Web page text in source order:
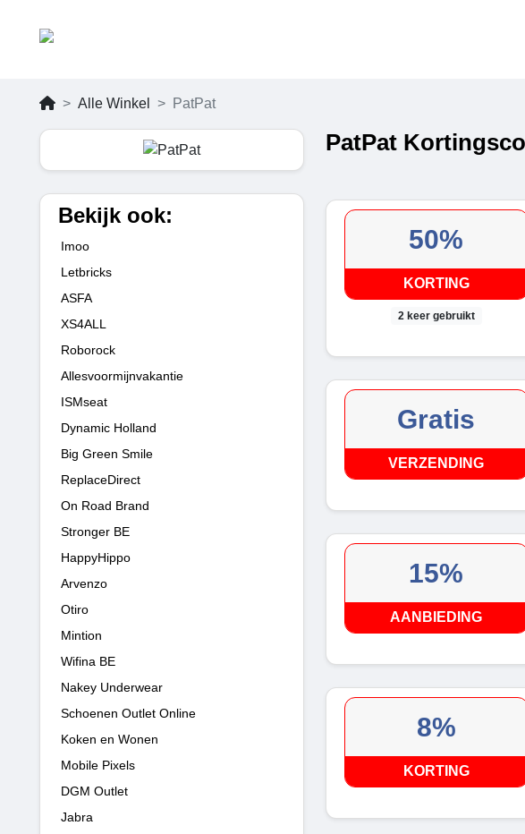
Alle Winkel PatPat
Bekijk ook:
Imoo
Letbricks
ASFA
XS4ALL
Roborock
Allesvoormijnvakantie
ISMseat
Dynamic Holland
Big Green Smile
ReplaceDirect
On Road Brand
Stronger BE
HappyHippo
Arvenzo
Otiro
Mintion
Wifina BE
Nakey Underwear
Schoenen Outlet Online
Koken en Wonen
Mobile Pixels
DGM Outlet
Jabra
PatPat
50%
KORTING
2 keer gebruikt
Gratis
VERZENDING
15%
AANBIEDING
8%
KORTING